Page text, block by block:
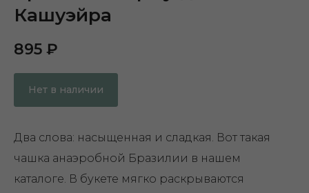
Кашуэйра
895 ₽
Нет в наличии
Два слова: насыщенная и сладкая. Вот такая
чашка анаэробной Бразилии в нашем
каталоге. В букете мягко раскрываются